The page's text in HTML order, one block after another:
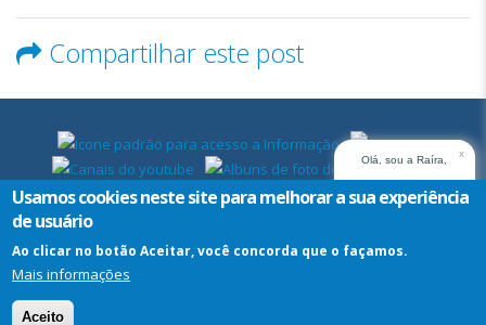
Compartilhar este post
Olá, sou a Raíra,
assistente virtual do
TRT14. Em que posso
x
Usamos cookies neste site para melhorar a sua experiência
de usuário
Ao clicar no botão Aceitar, você concorda que o façamos.
Mais informações
Aceito